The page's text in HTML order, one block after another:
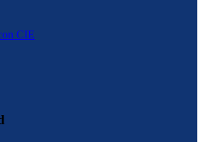
CIE